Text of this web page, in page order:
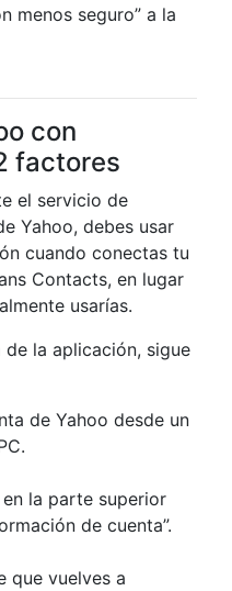
menos seguro” a la
con
factores
el servicio de
Yahoo, debes usar
cuando conectas tu
Contacts, en lugar
usarías.
la aplicación, sigue
de Yahoo desde un
la parte superior
de cuenta”.
que vuelves a